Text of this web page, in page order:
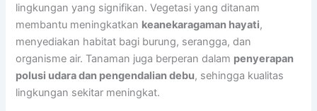
lingkungan yang signifikan. Vegetasi yang ditanam
membantu meningkatkan keanekaragaman hayati,
menyediakan habitat bagi burung, serangga, dan
organisme air. Tanaman juga berperan dalam penyerapan
polusi udara dan pengendalian debu, sehingga kualitas
lingkungan sekitar meningkat.